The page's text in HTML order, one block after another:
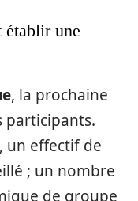
établir une
, la prochaine
participants.
un effectif de
; un nombre
de groupe